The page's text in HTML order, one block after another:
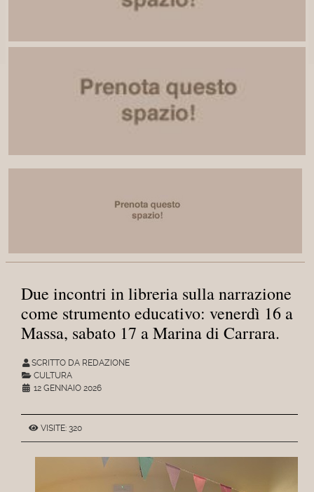
Due incontri in libreria sulla narrazione
come strumento educativo: venerdì 16 a
Massa, sabato 17 a Marina di Carrara.
SCRITTO DA REDAZIONE
CULTURA
12 GENNAIO 2026
VISITE: 320